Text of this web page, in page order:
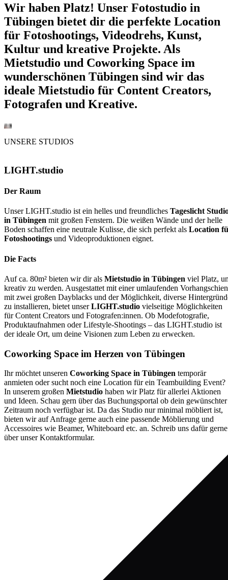
Wir haben Platz! Unser Fotostudio in
Tübingen bietet dir die perfekte Location
für Fotoshootings, Videodrehs, Kunst,
Kultur und kreative Projekte. Als
Mietstudio und Coworking Space im
wunderschönen Tübingen sind wir das
ideale Mietstudio für Content Creators,
Fotografen und Kreative.
UNSERE STUDIOS
LIGHT.studio
Der Raum
Unser LIGHT.studio ist ein helles und freundliches Tageslicht
in Tübingen mit großen Fenstern. Die weißen Wände und der helle
Boden schaffen eine neutrale Kulisse, die sich perfekt als Location
Fotoshootings und Videoproduktionen eignet.
Die Facts
Auf ca. 80m² bieten wir dir als Mietstudio in Tübingen viel Platz,
kreativ zu werden. Ausgestattet mit einer umlaufenden
mit zwei großen Dayblacks und der Möglichkeit, diverse
zu installieren, bietet unserLIGHT.studio vielseitige Möglichkeiten
für Content Creators und Fotografen:innen. Ob Modefotografie,
Produktaufnahmen oder Lifestyle-Shootings – das LIGHT.studio ist
der ideale Ort, um deine Visionen zum Leben zu erwecken.
Coworking Space im Herzen von Tübingen
Ihr möchtet unseren Coworking Space in Tübingen temporär
anmieten oder sucht noch eine Location für ein Teambuilding Event?
In unserem großen Mietstudio haben wir Platz für allerlei Aktionen
und Ideen. Schau gern über das Buchungsportal ob dein gewünschter
Zeitraum noch verfügbar ist. Da das Studio nur minimal möbliert ist,
bieten wir auf Anfrage gerne auch eine passende Möblierung und
Accessoires wie Beamer, Whiteboard etc. an. Schreib uns dafür gerne
über unser Kontaktformular.